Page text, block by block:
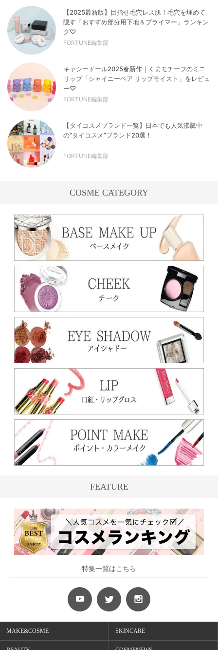
【2025最新版】目指せ毛穴レス肌！毛穴を埋めて
隠す「おすすめ部分用下地＆プライマー」ランキン
グ♡
FORTUNE編集部
キャシードール2025春新作｜くまモチーフのミニ
リップ「シャイニーベア リップモイスト」をレビュ
ー♡
FORTUNE編集部
【タイコスメブランド一覧】日本でも人気沸騰中
の“タイコスメ”ブランド20選！
FORTUNE編集部
COSME CATEGORY
FEATURE
特集一覧はこちら
MAKE&COSME SKINCARE